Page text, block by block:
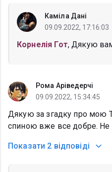
Каміла Дані
09.09.2022, 17:16:03
Корнелія Гот, Дякую
Рома Аріведерчі
09.09.2022, 15:34:45
Дякую за згадку про мою
спиною вже все добре. Не
Показати 2 відповіді